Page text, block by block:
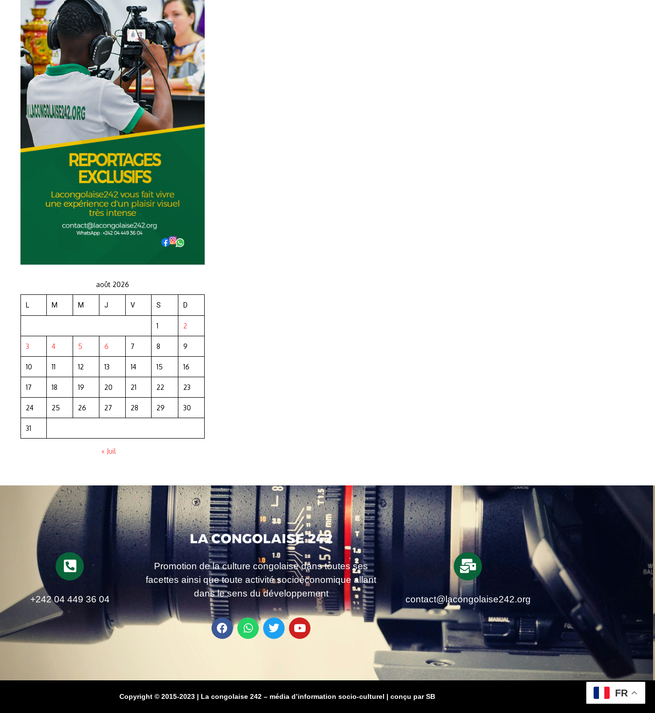
août 2026
L M M J V S D
1 2
3 4 5 6 7 8 9
10 11 12 13 14 15 16
17 18 19 20 21 22 23
24 25 26 27 28 29 30
31
« Juil
+242 04 449 36 04
Promotion de la culture congolaise dans toutes ses
facettes ainsi que toute activité socioéconomique allant
dans le sens du développement
contact@lacongolaise242.org
Copyright © 2015-2023 | La congolaise 242 – média d’information socio-culturel | conçu par SB FR